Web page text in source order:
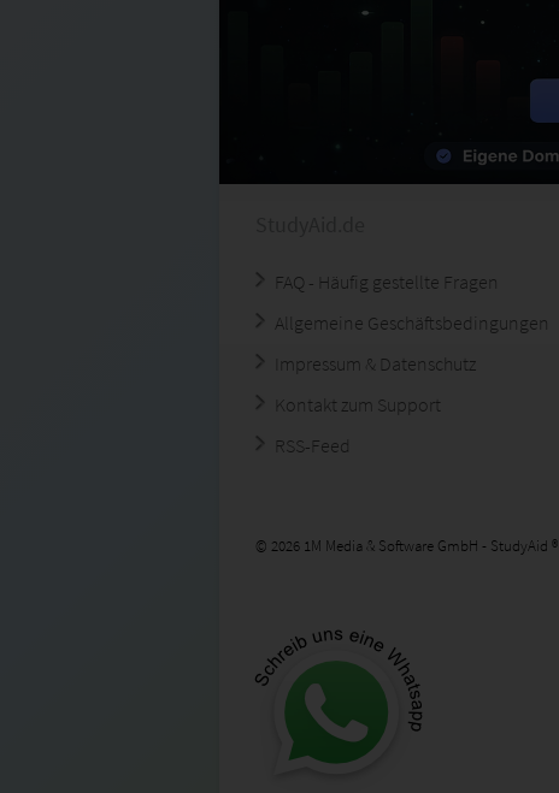
FAQ - Häufig gestellte Fragen
Allgemeine Geschäftsbedingungen
Impressum & Datenschutz
Kontakt zum Support
RSS-Feed
© 2026 1M Media & Software GmbH - StudyAid ®